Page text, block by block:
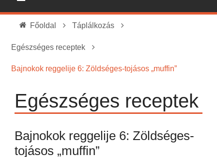
Főoldal Táplálkozás
Egészséges receptek
Bajnokok reggelije 6: Zöldséges-tojásos „muffin”
Egészséges receptek
Bajnokok reggelije 6: Zöldséges-
tojásos „muffin”